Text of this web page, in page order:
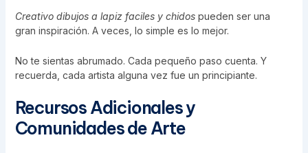
Creativo dibujos a lapiz faciles y chidospueden ser una
gran inspiración. A veces, lo simple es lo mejor.
No te sientas abrumado. Cada pequeño paso cuenta. Y
recuerda, cada artista alguna vez fue un principiante.
Recursos Adicionales y
Comunidades de Arte